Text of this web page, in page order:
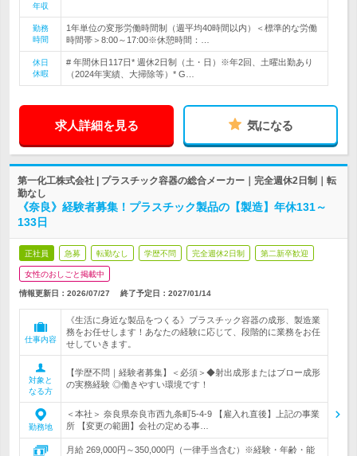
年収
勤務
時間
1年単位の変形労働時間制（週平均40時間以内）＜標準的な労働
時間帯＞8:00～17:00※休憩時間：…
休日
休暇
# 年間休日117日* 週休2日制（土・日）※年2回、土曜出勤あり
（2024年実績、大掃除等）* G…
求人詳細を見る 気になる
第一化工株式会社 | プラスチック容器の総合メーカー｜完全週休2日制｜転
勤なし
《奈良》経験者募集！プラスチック製品の【製造】年休131～
133日
正社員 急募 転勤なし 学歴不問 完全週休2日制 第二新卒歓迎
女性のおしごと掲載中
情報更新日：2026/07/27 終了予定日： 2027/01/14
仕事内容
《生活に身近な製品をつくる》プラスチック容器の成形、製造業
務をお任せします！あなたの経験に応じて、段階的に業務をお任
せしていきます。
対象と
なる方
【学歴不問｜経験者募集】＜必須＞◆射出成形またはブロー成形
の実務経験 ◎働きやすい環境です！
勤務地
＜本社＞ 奈良県奈良市西九条町5-4-9 【雇入れ直後】上記の事業
所 【変更の範囲】会社の定める事…
月給 269,000円～350,000円（一律手当含む）※経験・年齢・能